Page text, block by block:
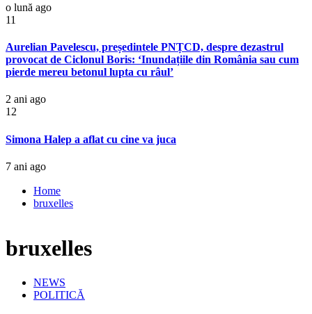
o lună ago
11
Aurelian Pavelescu, președintele PNȚCD, despre dezastrul
provocat de Ciclonul Boris: ‘Inundațiile din România sau cum
pierde mereu betonul lupta cu râul’
2 ani ago
12
Simona Halep a aflat cu cine va juca
7 ani ago
Home
bruxelles
bruxelles
NEWS
POLITICĂ